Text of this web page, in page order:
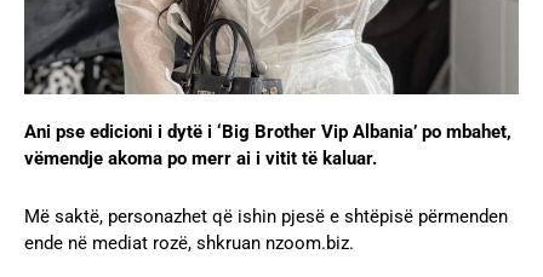
Ani pse edicioni i dytë i ‘Big Brother Vip Albania’ po mbahet,
vëmendje akoma po merr ai i vitit të kaluar.
Më saktë, personazhet që ishin pjesë e shtëpisë përmenden
ende në mediat rozë, shkruan nzoom.biz.